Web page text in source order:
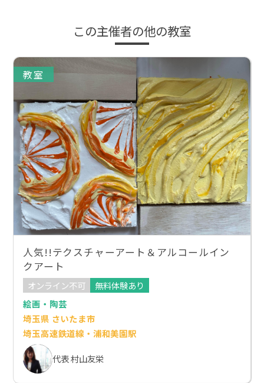
この主催者の他の教室
教室
人気!!テクスチャーアート＆アルコールイン
クアート
オンライン不可
無料体験あり
絵画・陶芸
埼玉県 さいたま市
埼玉高速鉄道線・浦和美園駅
代表 村山友栄